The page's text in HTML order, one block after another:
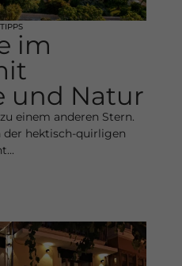
im
und Natur
einem anderen Stern.
hektisch-quirligen